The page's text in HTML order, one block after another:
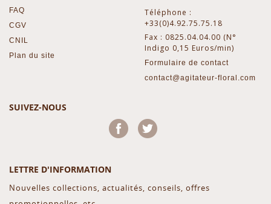
FAQ
CGV
CNIL
Plan du site
Téléphone :
+33(0)4.92.75.75.18
Fax : 0825.04.04.00 (N°
Indigo 0,15 Euros/min)
Formulaire de contact
contact@agitateur-floral.com
SUIVEZ-NOUS
Facebook
LETTRE D'INFORMATION
Nouvelles collections, actualités, conseils, offres